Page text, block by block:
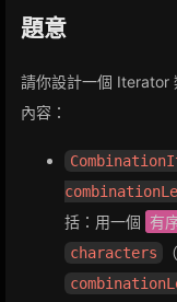
題意
請你設計一個 Iterator
內容：
括：用一個 有
characters